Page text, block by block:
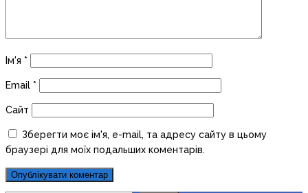
Ім'я *
Email *
Сайт
Зберегти моє ім'я, e-mail, та адресу сайту в цьому
браузері для моїх подальших коментарів.